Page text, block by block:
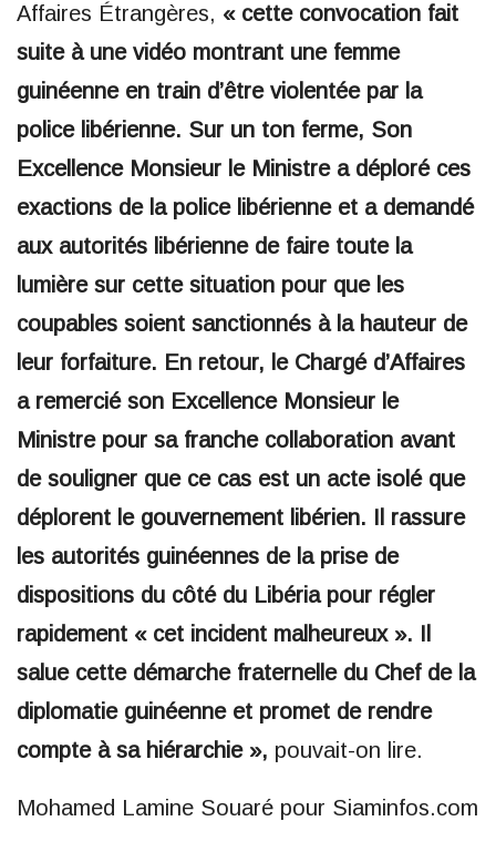
Affaires Étrangères, « cette convocation fait
suite à une vidéo montrant une femme
guinéenne en train d’être violentée par la
police libérienne. Sur un ton ferme, Son
Excellence Monsieur le Ministre a déploré ces
exactions de la police libérienne et a demandé
aux autorités libérienne de faire toute la
lumière sur cette situation pour que les
coupables soient sanctionnés à la hauteur de
leur forfaiture. En retour, le Chargé d’Affaires
a remercié son Excellence Monsieur le
Ministre pour sa franche collaboration avant
de souligner que ce cas est un acte isolé que
déplorent le gouvernement libérien. Il rassure
les autorités guinéennes de la prise de
dispositions du côté du Libéria pour régler
rapidement « cet incident malheureux ». Il
salue cette démarche fraternelle du Chef de la
diplomatie guinéenne et promet de rendre
compte à sa hiérarchie », pouvait-on lire.
Mohamed Lamine Souaré pour Siaminfos.com